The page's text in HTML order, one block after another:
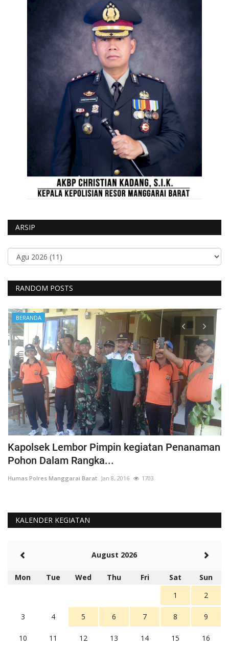
ARSIP
RANDOM POSTS
BERANDA
Kapolsek Lembor Pimpin kegiatan Penanaman
Pohon Dalam Rangka...
Humas Polres Manggarai Barat Jan 8, 2016 1703
KALENDER KEGIATAN
August 2026
Mon Tue Wed Thu Fri Sat
Sun
1
2
3 4 5 6 7 8 9
10 11 12 13 14 15 16